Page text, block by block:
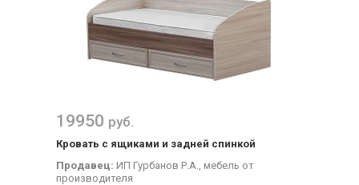
19950 руб.
Кровать с ящиками и задней спинкой
Продавец: ИП Гурбанов Р.А., мебель от
производителя